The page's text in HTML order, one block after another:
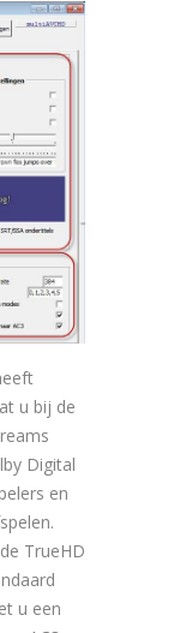
u bij de
Digital
en
TrueHD
u een